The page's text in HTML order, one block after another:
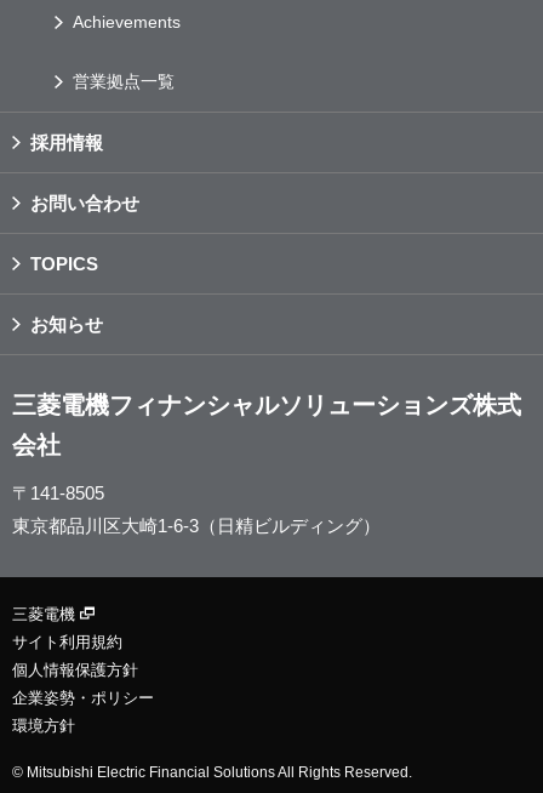
Achievements
営業拠点一覧
採用情報
お問い合わせ
TOPICS
お知らせ
三菱電機フィナンシャルソリューションズ株式
会社
〒141-8505
東京都品川区大崎1-6-3（日精ビルディング）
三菱電機
サイト利用規約
個人情報保護方針
企業姿勢・ポリシー
環境方針
© Mitsubishi Electric Financial Solutions All Rights Reserved.